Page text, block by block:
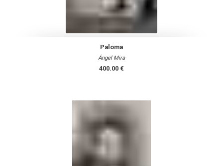
Paloma
Ángel Mira
400.00 €